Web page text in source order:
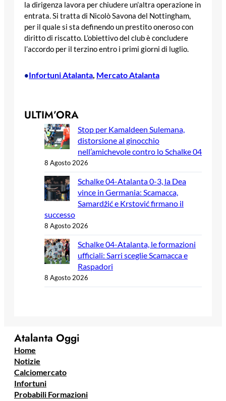
la dirigenza lavora per chiudere un’altra operazione in
entrata. Si tratta di Nicolò Savona del Nottingham,
per il quale si sta definendo un prestito oneroso con
diritto di riscatto. L’obiettivo del club è concludere
l’accordo per il terzino entro i primi giorni di luglio.
•Infortuni Atalanta, Mercato Atalanta
ULTIM’ORA
Stop per Kamaldeen Sulemana,
distorsione al ginocchio
nell’amichevole contro lo Schalke 04
8 Agosto 2026
Schalke 04-Atalanta 0-3, la Dea
vince in Germania: Scamacca,
Samardžić e Krstović firmano il
successo
8 Agosto 2026
Schalke 04-Atalanta, le formazioni
ufficiali: Sarri sceglie Scamacca e
Raspadori
8 Agosto 2026
Atalanta Oggi
Home
Notizie
Calciomercato
Infortuni
Probabili Formazioni